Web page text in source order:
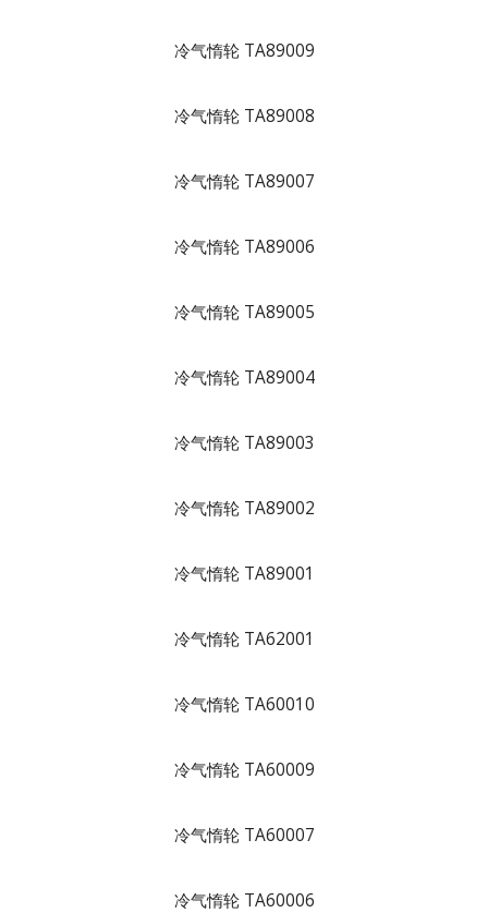
冷气惰轮 TA89009
冷气惰轮 TA89008
冷气惰轮 TA89007
冷气惰轮 TA89006
冷气惰轮 TA89005
冷气惰轮 TA89004
冷气惰轮 TA89003
冷气惰轮 TA89002
冷气惰轮 TA89001
冷气惰轮 TA62001
冷气惰轮 TA60010
冷气惰轮 TA60009
冷气惰轮 TA60007
冷气惰轮 TA60006